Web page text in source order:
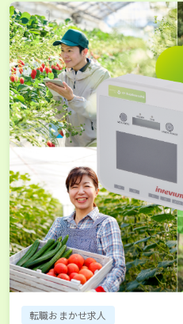
転職おまかせ求人